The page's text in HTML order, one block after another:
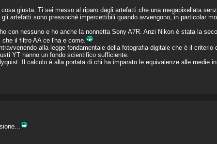
giusta. Ti sei messo al riparo dagli artefatti che una megapixellata
artefatti sono pressoché impercettibili quando avvengono, in particolar
con nessuno e ho anche la nonnetta Sony A7R. Anzi Nikon è stata la
il filtro AA ce l'ha e come.
alla legge fondamentale della fotografia digitale che è il
YT hanno un fondo scientifico sufficiente.
Il calcolo è alla portata di chi ha imparato le equivalenze alle medie